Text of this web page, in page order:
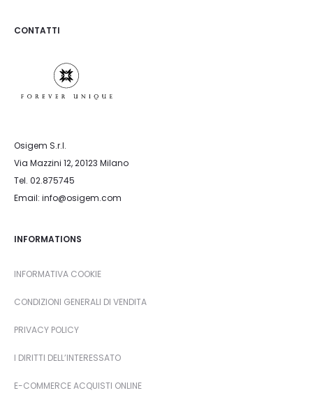
CONTATTI
Osigem S.r.l.
Via Mazzini 12, 20123 Milano
Tel. 02.875745
Email: info@osigem.com
INFORMATIONS
INFORMATIVA COOKIE
CONDIZIONI GENERALI DI VENDITA
PRIVACY POLICY
I DIRITTI DELL’INTERESSATO
E-COMMERCE ACQUISTI ONLINE